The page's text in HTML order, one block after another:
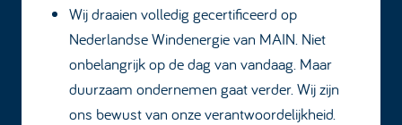
Wij draaien volledig gecertificeerd op
Nederlandse Windenergie van MAIN. Niet
onbelangrijk op de dag van vandaag. Maar
duurzaam ondernemen gaat verder. Wij zijn
ons bewust van onze verantwoordelijkheid.